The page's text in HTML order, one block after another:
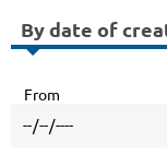
By date of
From